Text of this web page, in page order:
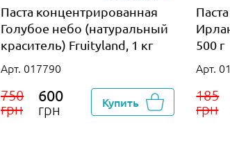
Паста концентрированная
Голубое небо (натуральный
краситель) Fruityland, 1 кг
Арт. 017790
750
грн
600
грн Купить
500 г
Арт.
185
грн